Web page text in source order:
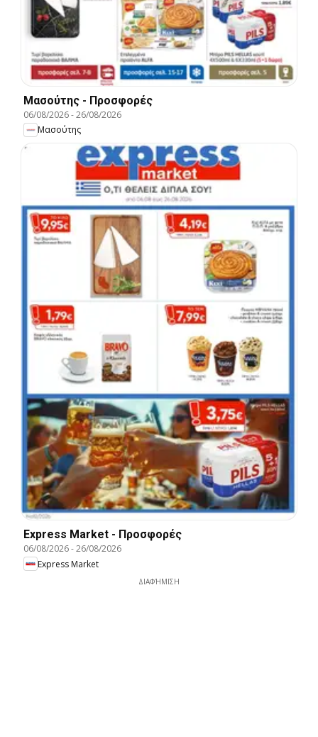
Μασούτης - Προσφορές
06/08/2026-26/08/2026
Μασούτης
Express Market - Προσφορές
06/08/2026-26/08/2026
Express Market
ΔΙΑΦΉΜΙΣΗ